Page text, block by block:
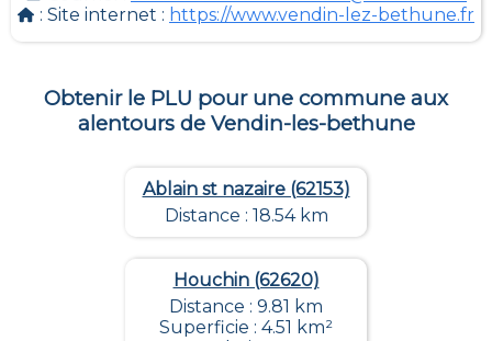
: Site internet : https://www.vendin-lez-bethune.fr
Obtenir le PLU pour une commune aux
alentours de Vendin-les-bethune
Ablain st nazaire (62153)
Distance : 18.54 km
Houchin (62620)
Distance : 9.81 km
Superficie : 4.51 km²